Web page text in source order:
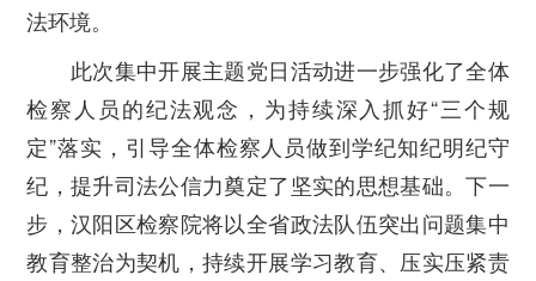
法环境。
此次集中开展主题党日活动进一步强化了全体
检察人员的纪法观念，为持续深入抓好“三个规
定”落实，引导全体检察人员做到学纪知纪明纪守
纪，提升司法公信力奠定了坚实的思想基础。下一
步，汉阳区检察院将以全省政法队伍突出问题集中
教育整治为契机，持续开展学习教育、压实压紧责